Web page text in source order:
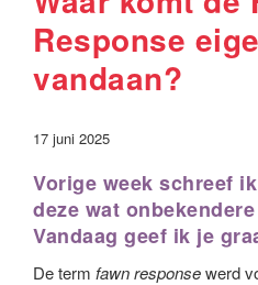
Response
vandaan?
17 juni 2025
Vorige week schreef
deze wat
Vandaag geef ik je
De term fawn responsewerd